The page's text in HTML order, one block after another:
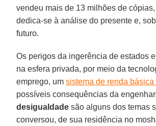
vendeu mais de 13 milhões de
dedica-se à análise do presente e,
futuro.
Os perigos da ingerência de estados
na esfera privada, por meio da
emprego, umsistema de renda básica
possíveis consequências da
desigualdade são alguns dos temas
conversou, de sua residência no